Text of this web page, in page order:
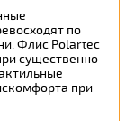
по
Флис Polartec
существенно
при